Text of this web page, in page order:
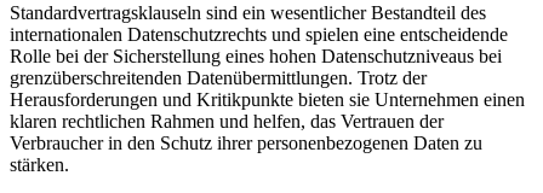
Standardvertragsklauseln sind ein wesentlicher Bestandteil des
internationalen Datenschutzrechts und spielen eine entscheidende
Rolle bei der Sicherstellung eines hohen Datenschutzniveaus bei
grenzüberschreitenden Datenübermittlungen. Trotz der
Herausforderungen und Kritikpunkte bieten sie Unternehmen einen
klaren rechtlichen Rahmen und helfen, das Vertrauen der
Verbraucher in den Schutz ihrer personenbezogenen Daten zu
stärken.